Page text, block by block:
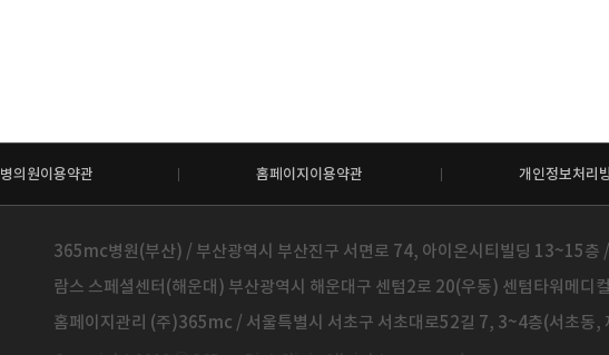
병의원이용약관 홈페이지이용약관 개인정보처리
365mc병원(부산) / 부산광역시 부산진구 서면로 74, 아이온시티빌딩 13~15
람스 스페셜센터(해운대) 부산광역시 해운대구 센텀2로 20(우동) 센텀타워메
홈페이지관리 (주)365mc / 서울특별시 서초구 서초대로52길 7, 3~4층(서초